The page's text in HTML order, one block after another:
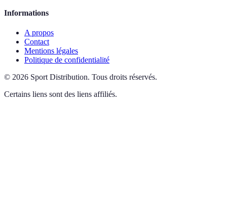
Informations
A propos
Contact
Mentions légales
Politique de confidentialité
© 2026 Sport Distribution. Tous droits réservés.
Certains liens sont des liens affiliés.